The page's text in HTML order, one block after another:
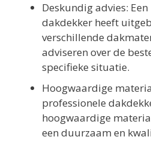
Deskundig advies:
dakdekker heeft
verschillende
adviseren over de
specifieke situatie.
Hoogwaardige
professionele
hoogwaardige
een duurzaam en